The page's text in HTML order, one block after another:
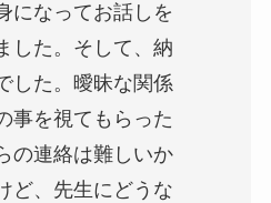
になってお話しを
した。そして、納
した。曖昧な関係
事を視てもらった
の連絡は難しいか
ど、先生にどうな